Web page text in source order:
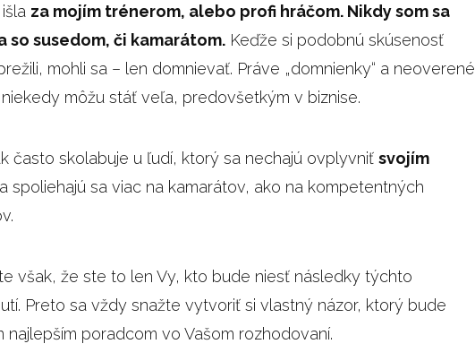
za mojím trénerom, alebo profi hráčom. Nikdy som sa
so susedom, či kamarátom. Keďže si podobnú skúsenosť
mohli sa – len domnievať. Práve „domnienky“ a neoverené
niekedy môžu stáť veľa, predovšetkým v biznise.
často skolabuje u ľudí, ktorý sa nechajú ovplyvniť svojím
a spoliehajú sa viac na kamarátov, ako na kompetentných
však, že ste to len Vy, kto bude niesť následky týchto
Preto sa vždy snažte vytvoriť si vlastný názor, ktorý bude
najlepším poradcom vo Vašom rozhodovaní.